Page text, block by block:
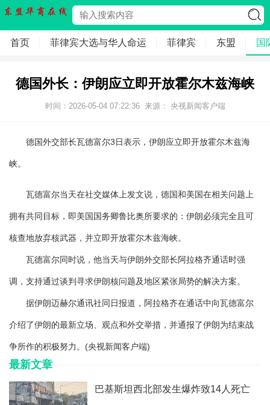
首页 菲律宾大选与华人命运 菲律宾 东盟 国
德国外长：伊朗应立即开放霍尔木兹海峡
时间：2026-05-04 07:22:36 来源： 央视新闻客户端
德国外交部长瓦德富尔3日表示，伊朗应立即开放霍尔木兹海
峡。
瓦德富尔当天在社交媒体上发文说，德国和美国在相关问题上
拥有共同目标，即美国国务卿鲁比奥所要求的：伊朗必须完全且可
核查地放弃核武器，并立即开放霍尔木兹海峡。
瓦德富尔同时说，他当天与伊朗外交部长阿拉格齐通话时强
调，支持通过谈判寻求伊朗核问题及地区紧张局势的解决方案。
据伊朗迈赫尔通讯社同日报道，阿拉格齐在通话中向瓦德富尔
介绍了伊朗的最新立场、观点和外交举措，并通报了伊朗为结束战
争所作的积极努力。(央视新闻客户端)
最新文章
巴基斯坦西北部发生爆炸致14人死亡